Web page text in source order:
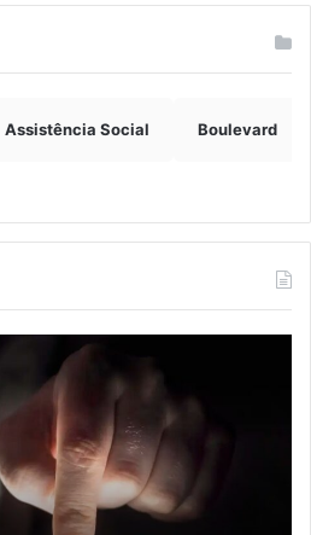
Assistência Social Boulevard